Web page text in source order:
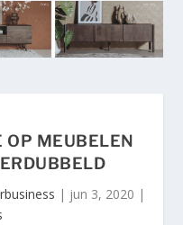
OP MEUBELEN
| jun 3, 2020 |